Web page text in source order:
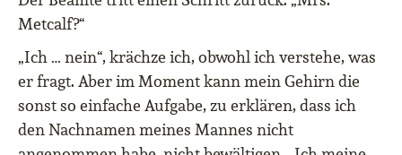
Metcalf?“
„Ich … nein“, krächze ich, obwohl ich verstehe, was
er fragt. Aber im Moment kann mein Gehirn die
sonst so einfache Aufgabe, zu erklären, dass ich
den Nachnamen meines Mannes nicht